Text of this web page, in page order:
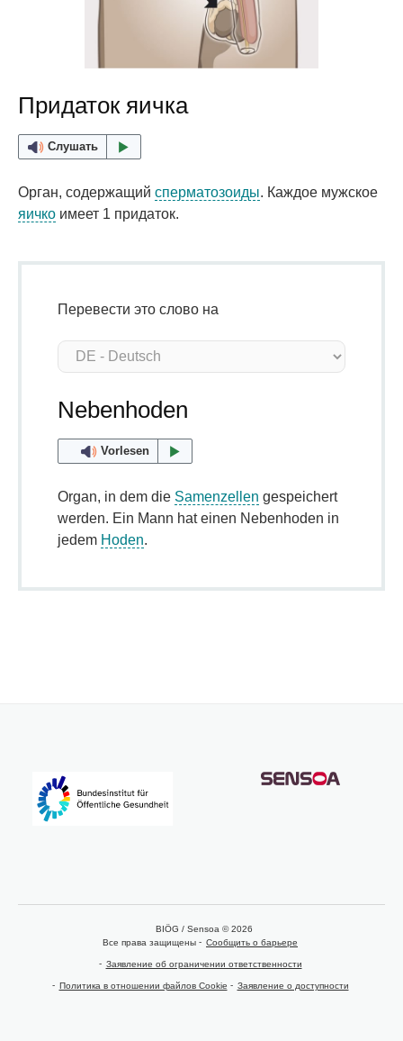
Придаток яичка
Слушать
Орган, содержащий сперматозоиды. Каждое мужское
яичко имеет 1 придаток.
Перевести это слово на
Nebenhoden
Vorlesen
Organ, in dem die Samenzellen gespeichert
werden. Ein Mann hat einen Nebenhoden in
jedem Hoden.
BIÖG / Sensoa © 2026
Все права защищены
Сообщить о барьере
Заявление об ограничении ответственности
Политика в отношении файлов Cookie Заявление о доступности